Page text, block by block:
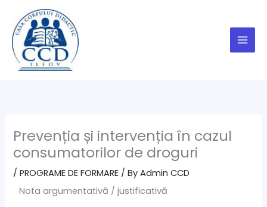
content
Prevenția și intervenția în cazul
consumatorilor de droguri
/PROGRAME DE FORMARE / ByAdmin CCD
Nota argumentativă / justificativă